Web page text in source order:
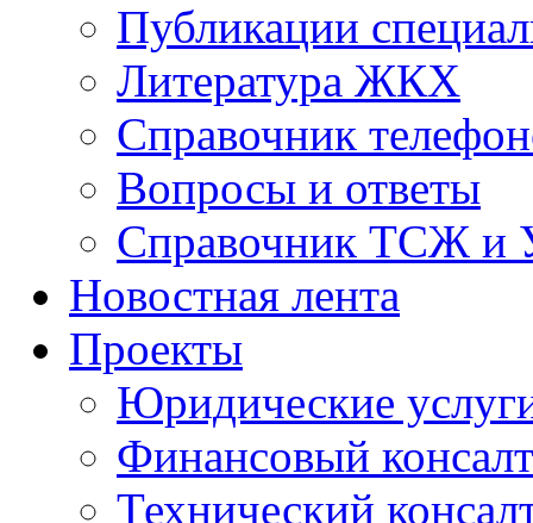
Публикации
Литература ЖКХ
Справочник
Вопросы и ответы
Справочник ТСЖ и
Новостная лента
Проекты
Юридические
Финансовый
Технический